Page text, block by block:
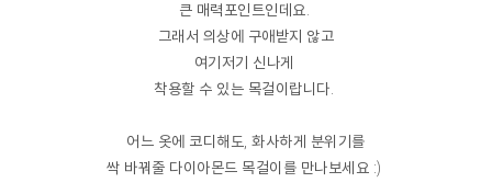
큰 매력포인트인데요.
그래서 의상에 구애받지 않고
여기저기 신나게
착용할 수 있는 목걸이랍니다.
어느 옷에 코디해도,화사하게 분위기를
싹 바꿔줄 다이아몬드 목걸이를 만나보세요 :)